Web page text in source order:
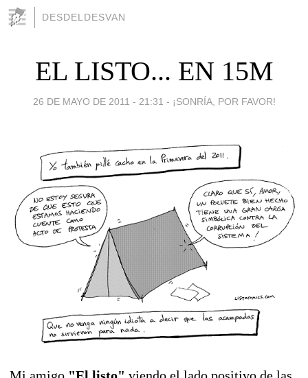
DESDELDESVAN
EL LISTO... EN 15M
26 DE MAYO DE 2011 - 21:31 - ¡SONRÍA, POR FAVOR!